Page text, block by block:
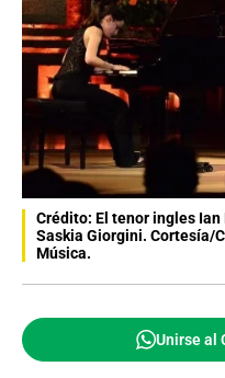
Crédito: El tenor ingles
Saskia Giorgini. Cortesía/
Música.
Unirse al